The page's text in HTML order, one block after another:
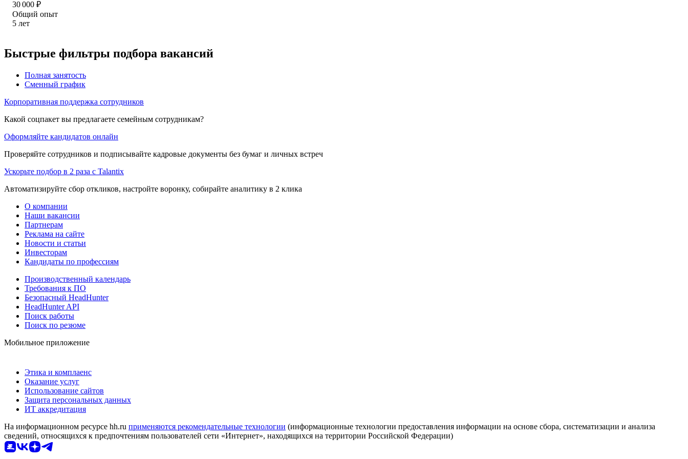
30 000 ₽
Общий опыт
5 лет
Быстрые фильтры подбора вакансий
Полная занятость
Сменный график
Корпоративная поддержка сотрудников
Какой соцпакет вы предлагаете семейным сотрудникам?
Оформляйте кандидатов онлайн
Проверяйте сотрудников и подписывайте кадровые документы без бумаг и личных встреч
Ускорьте подбор в 2 раза с Talantix
Автоматизируйте сбор откликов, настройте воронку, собирайте аналитику в 2 клика
О компании
Наши вакансии
Партнерам
Реклама на сайте
Новости и статьи
Инвесторам
Кандидаты по профессиям
Производственный календарь
Требования к ПО
Безопасный HeadHunter
HeadHunter API
Поиск работы
Поиск по резюме
Мобильное приложение
Этика и комплаенс
Оказание услуг
Использование сайтов
Защита персональных данных
ИТ аккредитация
На информационном ресурсе hh.ru применяются рекомендательные технологии (информационные технологии предоставления информации на основе сбора, систематизации и анализа
сведений, относящихся к предпочтениям пользователей сети «Интернет», находящихся на территории Российской Федерации)